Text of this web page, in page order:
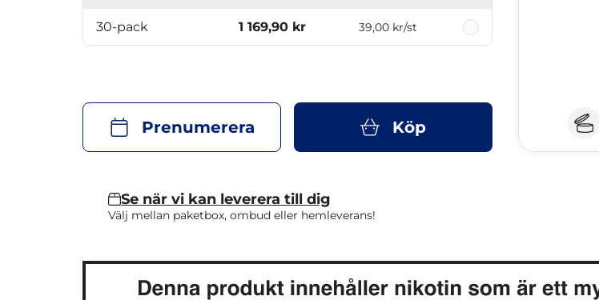
30-pack 1 169,90 kr 39,00 kr/st
Prenumerera Köp
Se när vi kan leverera till dig
Välj mellan paketbox, ombud eller hemleverans!